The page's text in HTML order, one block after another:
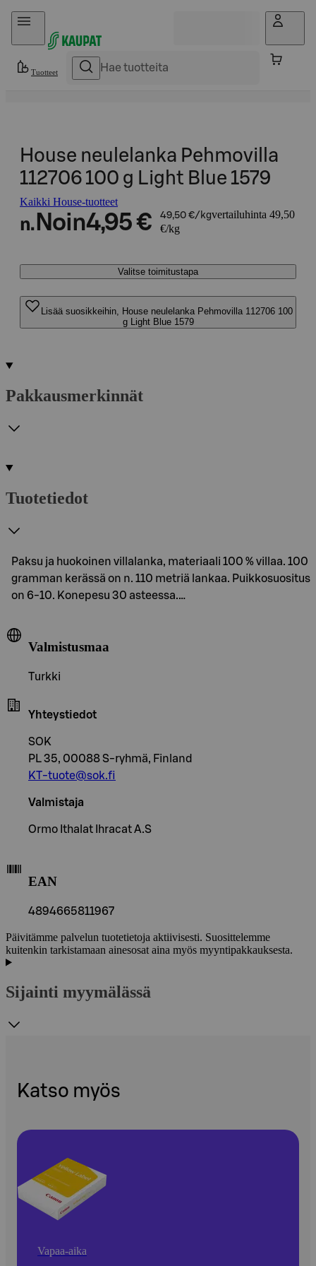
Hyppää sisältöön
Tuotteet
House neulelanka Pehmovilla
112706 100 g Light Blue 1579
Kaikki House-tuotteet
n. Noin4,95 € 49,50 €/kgvertailuhinta 49,50
€/kg
Valitse toimitustapa
Lisää suosikkeihin, House neulelanka Pehmovilla 112706 100
g Light Blue 1579
Pakkausmerkinnät
Tuotetiedot
Paksu ja huokoinen villalanka, materiaali 100 % villaa. 100
gramman kerässä on n. 110 metriä lankaa. Puikkosuositus
on 6-10. Konepesu 30 asteessa.…
Valmistusmaa
Turkki
Yhteystiedot
SOK
PL 35, 00088 S-ryhmä, Finland
KT-tuote@sok.fi
Valmistaja
Ormo Ithalat Ihracat A.S
EAN
4894665811967
Päivitämme palvelun tuotetietoja aktiivisesti. Suosittelemme
kuitenkin tarkistamaan ainesosat aina myös myyntipakkauksesta.
Sijainti myymälässä
Katso myös
Vapaa-aika